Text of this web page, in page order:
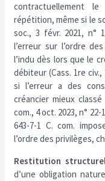
contractuellement
répétition, même si le
soc., 3 févr. 2021, n°
l’erreur sur l’ordre
l’indu dès lors que le
débiteur (Cass. 1re civ.,
si l’erreur a des
créancier mieux
com., 4 oct. 2023, n°
643-7-1 C. com.
l’ordre des privilèges,
Restitution
d’une obligation